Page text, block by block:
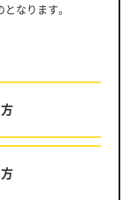
なります。